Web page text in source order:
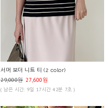
서머 보더 니트 티 (2 color)
29,000원 27,600원
( 남은 시간: 9일 17시간 42분 7초 )